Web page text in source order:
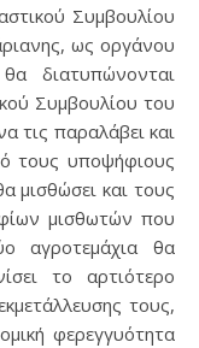
Συμβουλίου
ως οργάνου
διατυπώνονται
Συμβουλίου του
τις παραλάβει και
τους υποψήφιους
μισθώσει και τους
μισθωτών που
αγροτεμάχια θα
το αρτιότερο
τους,
φερεγγυότητα